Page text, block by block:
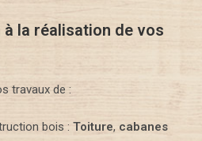
à la réalisation de vos
travaux de :
bois :Toiture, cabanes